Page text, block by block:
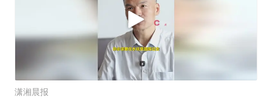
潇湘晨报